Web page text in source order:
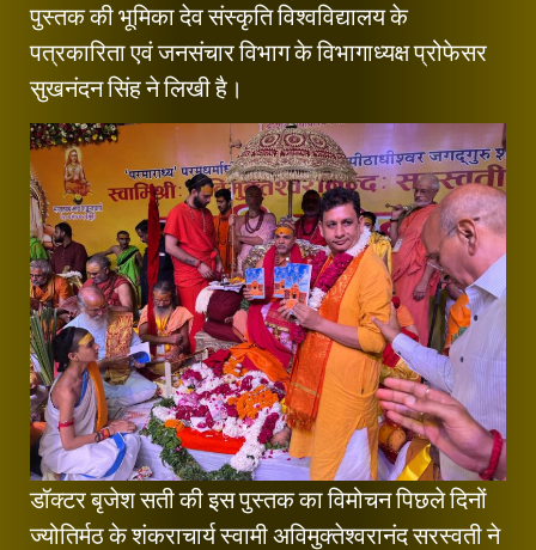
पुस्तक की भूमिका देव संस्कृति विश्वविद्यालय के
पत्रकारिता एवं जनसंचार विभाग के विभागाध्यक्ष प्रोफेसर
सुखनंदन सिंह ने लिखी है।
डॉक्टर बृजेश सती की इस पुस्तक का विमोचन पिछले दिनों
ज्योतिर्मठ के शंकराचार्य स्वामी अविमुक्तेश्वरानंद सरस्वती ने